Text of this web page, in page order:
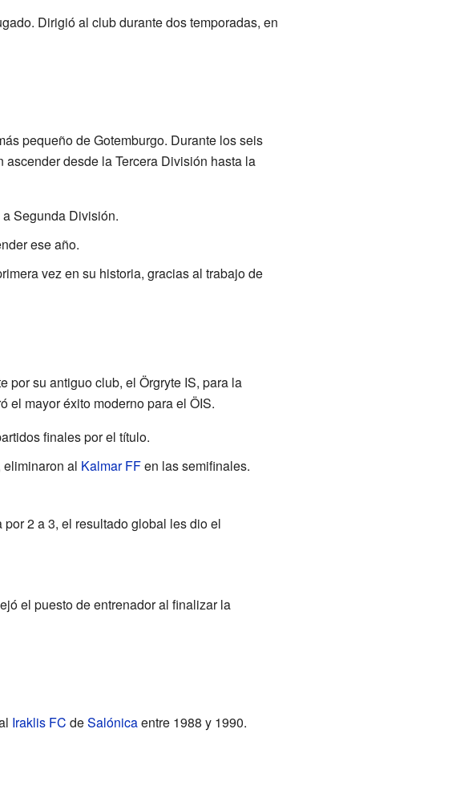
Dirigió al club durante dos temporadas, en
pequeño de Gotemburgo. Durante los seis
desde la Tercera División hasta la
Segunda División.
ese año.
vez en su historia, gracias al trabajo de
por su antiguo club, el Örgryte IS, para la
el mayor éxito moderno para el ÖIS.
finales por el título.
al Kalmar FFen las semifinales.
2 a 3, el resultado global les dio el
el puesto de entrenador al finalizar la
Iraklis FC deSalónicaentre 1988 y 1990.